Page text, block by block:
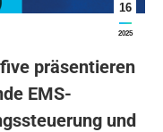
16
2025
präsentieren
EMS-
und